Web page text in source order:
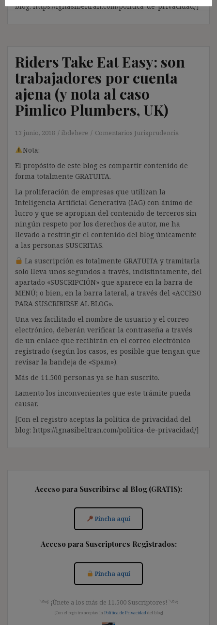
blog: https://ignasibeltran.com/politica-de-privacidad/]
Riders Take Eat Easy: son
trabajadores por cuenta
ajena (y nota al caso
Pimlico Plumbers, UK)
13 junio, 2018 ibdehere Comentarios Jurisprudencia
Nota:
El propósito de este blog es compartir contenido de
forma totalmente GRATUITA.
La proliferación de empresas que utilizan la
Inteligencia Artificial Generativa (IAG) con ánimo de
lucro y que se apropian del contenido de terceros sin
ningún respeto por los derechos de autor, me ha
llevado a restringir el contenido del blog únicamente
a las personas SUSCRITAS.
La suscripción es totalmente GRATUITA y tramitarla
solo lleva unos segundos a través, indistintamente, del
apartado «SUSCRIPCIÓN» que aparece en la barra de
MENÚ; o bien, en la barra lateral, a través del «ACCESO
PARA SUSCRIBIRSE AL BLOG».
Una vez facilitado el nombre de usuario y el correo
electrónico, deberán verificar la contraseña a través
de un enlace que recibirán en el correo electrónico
registrado (según los casos, es posible que tengan que
revisar la bandeja de «Spam»).
Más de 11.500 personas ya se han suscrito.
Lamento los inconvenientes que este trámite pueda
causar.
[Con el registro aceptas la política de privacidad del
blog: https://ignasibeltran.com/politica-de-privacidad/]
Acceso para Suscribirse al Blog (GRATIS):
Pincha aquí
Acceso para Suscriptores Registrados:
Pincha aquí
༺ ¡Únete a los más de 11.500 Suscriptores! ༺
[Con el registro aceptas la Política de Privacidad del blog]